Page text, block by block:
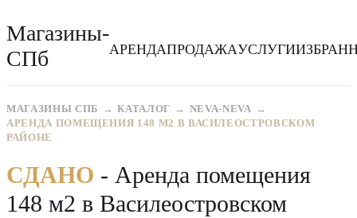
Магазины-
СПб
АРЕНДАПРОДАЖАУСЛУГИ
МАГАЗИНЫ СПБ КАТАЛОГ
NEVA-NEVA
АРЕНДА ПОМЕЩЕНИЯ 148 М2 В ВАСИЛЕОСТРОВСКОМ
РАЙОНЕ
СДАНО - Аренда помещения
148 м2 в Василеостровском